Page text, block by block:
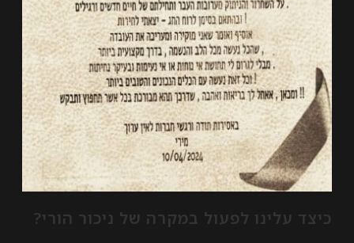
עלינו לפעול במקרה של ניכור הורי?